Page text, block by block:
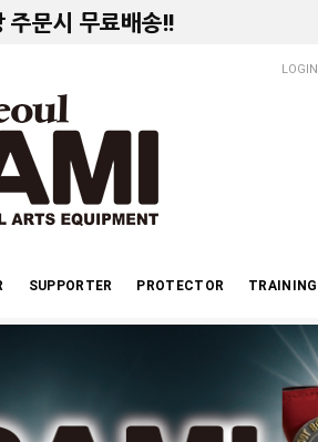
주문시 무료배송!!
LOGIN
SUPPORTER PROTECTOR TRAINING